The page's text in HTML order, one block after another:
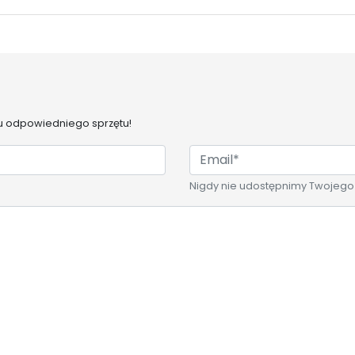
odpowiedniego sprzętu!
Nigdy nie udostępnimy